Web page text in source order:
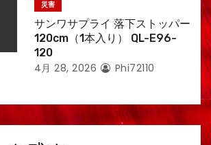
災害
サンワサプライ 落下ストッパー
120cm（1本入り） QL-E96-
120
4月 28, 2026 Phi72110